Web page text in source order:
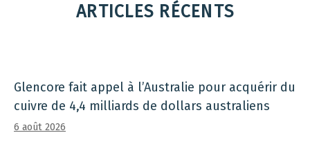
ARTICLES RÉCENTS
Glencore fait appel à l’Australie pour acquérir du
cuivre de 4,4 milliards de dollars australiens
6 août 2026